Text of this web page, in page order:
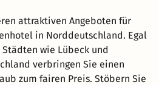
attraktiven Angeboten für
in Norddeutschland. Egal
wie Lübeck und
verbringen Sie einen
zum fairen Preis. Stöbern Sie